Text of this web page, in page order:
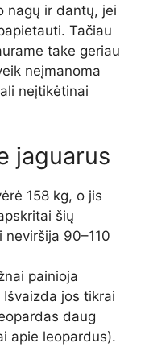
nagų ir dantų, jei
Tačiau
take geriau
neįmanoma
neįtikėtinai
jaguarus
158 kg, o jis
šių
90–110
painioja
jos tikrai
daug
apie leopardus).